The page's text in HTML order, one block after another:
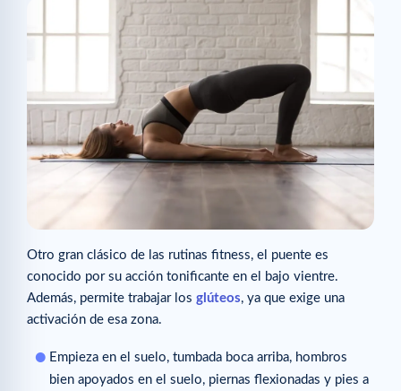
Otro gran clásico de las rutinas fitness, el puente es
conocido por su acción tonificante en el bajo vientre.
Además, permite trabajar los glúteos, ya que exige una
activación de esa zona.
Empieza en el suelo, tumbada boca arriba, hombros
bien apoyados en el suelo, piernas flexionadas y pies a